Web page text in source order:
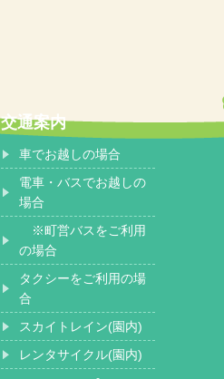
交通案内
車でお越しの場合
電車・バスでお越しの
場合
※町営バスをご利用
の場合
タクシーをご利用の場
合
スカイトレイン(園内)
レンタサイクル(園内)